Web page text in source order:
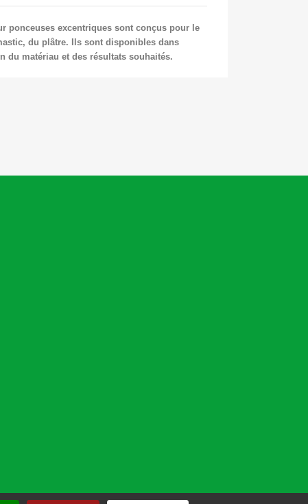
ponceuses excentriques sont conçus pour le
du plâtre. Ils sont disponibles dans
du matériau et des résultats souhaités.